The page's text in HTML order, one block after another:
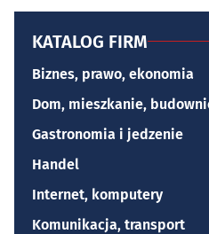
KATALOG FIRM
Biznes, prawo, ekonomia
Dom, mieszkanie,
Gastronomia i jedzenie
Handel
Internet, komputery
Komunikacja, transport